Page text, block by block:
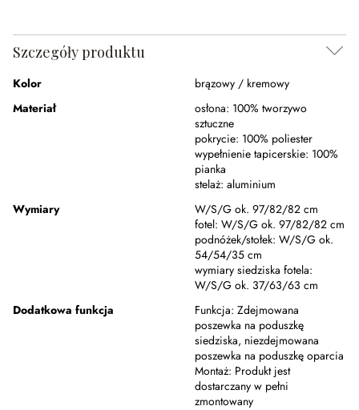
Szczegóły produktu
Kolor
brązowy / kremowy
Materiał
osłona: 100% tworzywo
sztuczne
pokrycie: 100% poliester
wypełnienie tapicerskie: 100%
pianka
stelaż: aluminium
Wymiary
W/S/G ok. 97/82/82 cm
fotel: W/S/G ok. 97/82/82 cm
podnóżek/stołek: W/S/G ok.
54/54/35 cm
wymiary siedziska fotela:
W/S/G ok. 37/63/63 cm
Dodatkowa funkcja
Funkcja: Zdejmowana
poszewka na poduszkę
siedziska, niezdejmowana
poszewka na poduszkę oparcia
Montaż: Produkt jest
dostarczany w pełni
zmontowany